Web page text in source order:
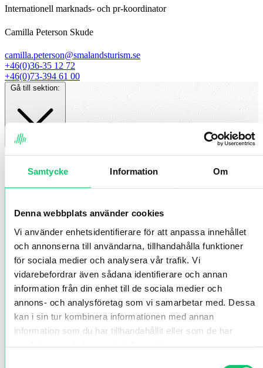
Samtycke Information Om
Denna webbplats använder cookies
Vi använder enhetsidentifierare för att anpassa innehållet
och annonserna till användarna, tillhandahålla funktioner
för sociala medier och analysera vår trafik. Vi
vidarebefordrar även sådana identifierare och annan
information från din enhet till de sociala medier och
annons- och analysföretag som vi samarbetar med. Dessa
kan i sin tur kombinera informationen med annan
information som du har tillhandahållit eller som de har
Internationell marknads- och pr-koordinator
Camilla Peterson Skude
camilla.peterson@smalandsturism.se
+46(0)36-35 12 72
+46(0)73-394 61 00
Gå till sektion:
Sidfot